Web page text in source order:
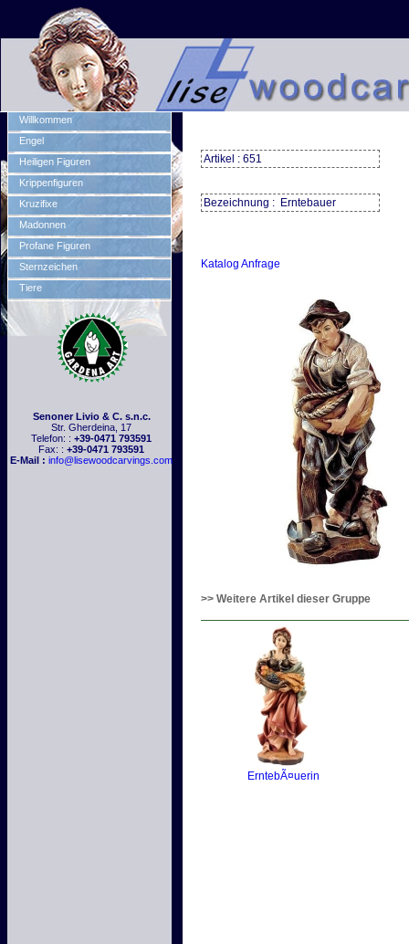
Willkommen
Engel
Heiligen Figuren
Krippenfiguren
Kruzifixe
Madonnen
Profane Figuren
Sternzeichen
Tiere
Senoner Livio & C. s.n.c.
Str. Gherdeina, 17
Telefon: : +39-0471 793591
Fax: : +39-0471 793591
E-Mail : info@lisewoodcarvings.com
Artikel : 651
Bezeichnung : Erntebauer
Katalog Anfrage
>> Weitere Artikel dieser Gruppe
ErntebÃ¤uerin